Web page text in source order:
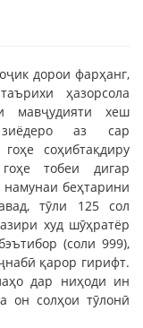
дорои фарҳанг,
ҳазорсола
мавҷудияти хеш
зиёдеро аз сар
гоҳе соҳибтақдиру
тобеи дигар
намунаи беҳтарини
тӯли 125 сол
худ шӯҳратёр
(соли 999),
қарор гирифт.
дар ниҳоди ин
он солҳои тӯлонӣ